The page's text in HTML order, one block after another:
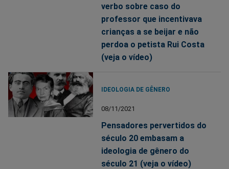
verbo sobre caso do
professor que incentivava
crianças a se beijar e não
perdoa o petista Rui Costa
(veja o vídeo)
IDEOLOGIA DE GÊNERO
08/11/2021
Pensadores pervertidos do
século 20 embasam a
ideologia de gênero do
século 21 (veja o vídeo)